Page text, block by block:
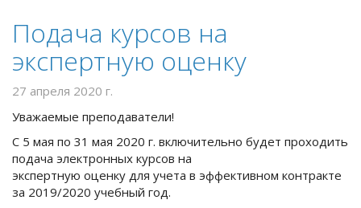
Подача курсов на
экспертную оценку
27 апреля 2020 г.
Уважаемые преподаватели!
С 5 мая по 31 мая 2020 г. включительно будет проходить
подача электронных курсов на
экспертную оценку для учета в эффективном контракте
за 2019/2020 учебный год.